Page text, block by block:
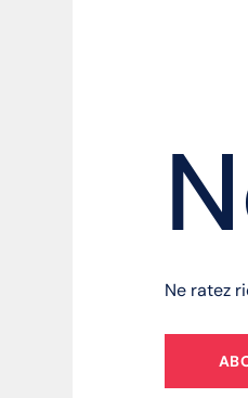
Ne ratez